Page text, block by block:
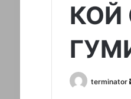
КОЙ
terminator